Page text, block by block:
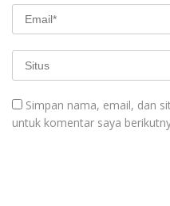
Simpan nama, email, dan
untuk komentar saya